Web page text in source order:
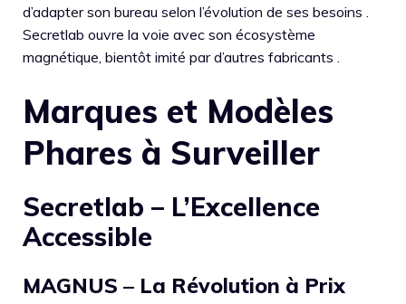
d’adapter son bureau selon l’évolution de ses besoins .
Secretlab ouvre la voie avec son écosystème
magnétique, bientôt imité par d’autres fabricants .
Marques et Modèles
Phares à Surveiller
Secretlab – L’Excellence
Accessible
MAGNUS – La Révolution à Prix